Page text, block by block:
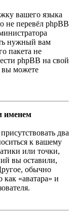
вашего языка
не перевёл phpBB
нужный вам
пакета не
phpBB на свой
можете
именем
два
к вашему
или точки,
вы оставили,
обычно
как «аватара» и